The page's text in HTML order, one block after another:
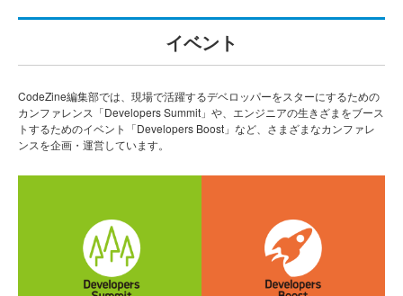
イベント
CodeZine編集部では、現場で活躍するデベロッパーをスターにするための
カンファレンス「Developers Summit」や、エンジニアの生きざまをブース
トするためのイベント「Developers Boost」など、さまざまなカンファレ
ンスを企画・運営しています。